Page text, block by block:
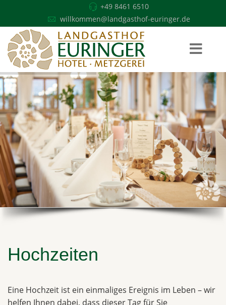
+49 8461 6510
willkommen@landgasthof-euringer.de
Hochzeiten
Eine Hochzeit ist ein einmaliges Ereignis im Leben – wir
helfen Ihnen dabei, dass dieser Tag für Sie